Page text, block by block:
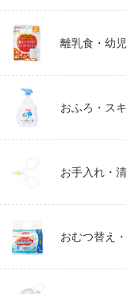
離乳食・幼
おふろ・ス
お手入れ・
おむつ替え